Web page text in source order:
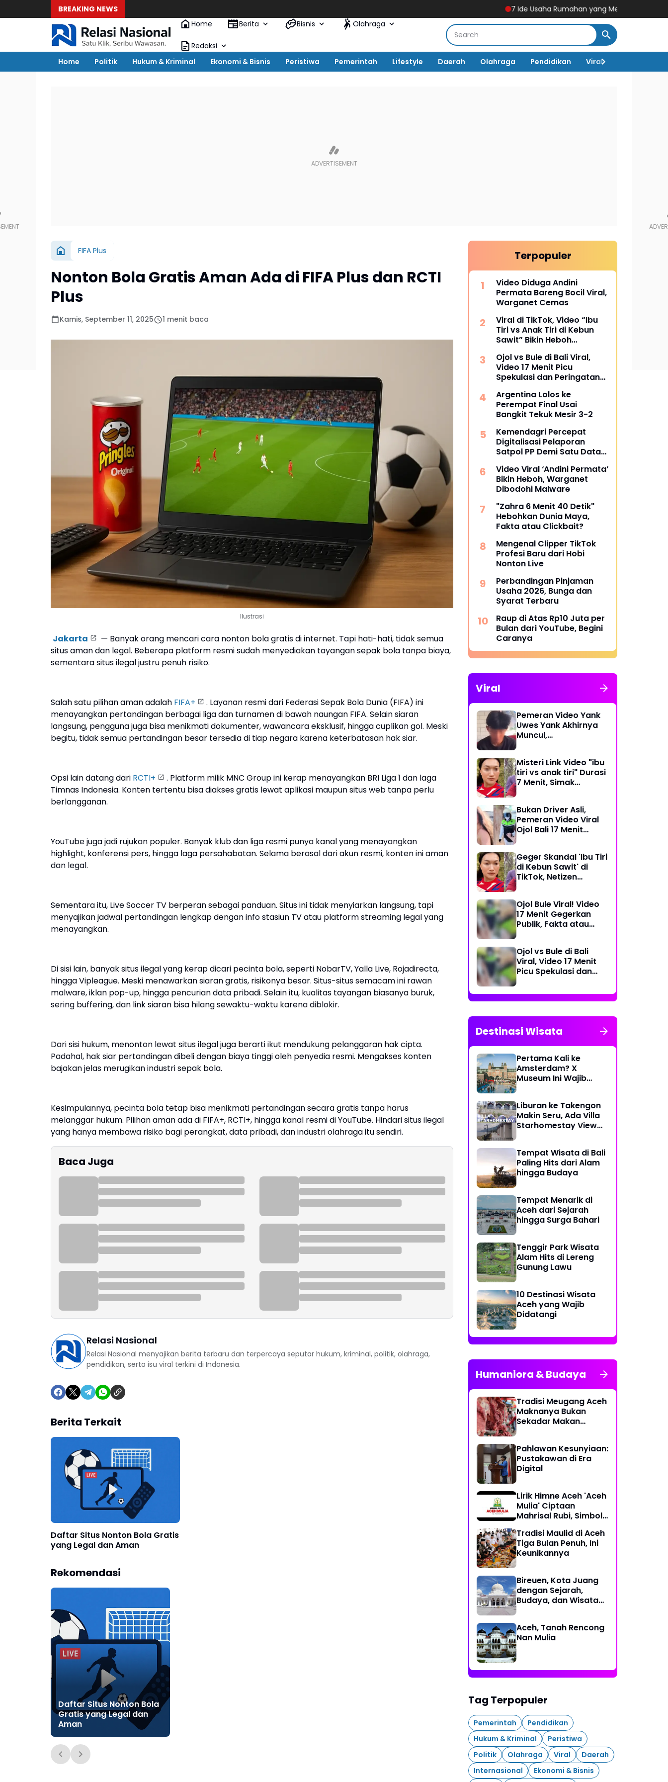
BREAKING NEWS
7 Ide Usaha Rumahan yang Menjanjikan, Modal
Home
Berita Bisnis Olahraga
Redaksi
Home
Politik Hukum & Kriminal Ekonomi & Bisnis Peristiwa Pemerintah Lifestyle Daerah Olahraga Pendidikan Viral
FIFA Plus
Nonton Bola Gratis Aman Ada di FIFA Plus dan RCTI
Plus
Kamis, September 11, 2025 1 menit baca
Ilustrasi
Jakarta
— Banyak orang mencari cara nonton bola gratis di internet. Tapi hati-hati, tidak semua
situs aman dan legal. Beberapa platform resmi sudah menyediakan tayangan sepak bola tanpa biaya,
sementara situs ilegal justru penuh risiko.
Salah satu pilihan aman adalah FIFA+
. Layanan resmi dari Federasi Sepak Bola Dunia (FIFA) ini
menayangkan pertandingan berbagai liga dan turnamen di bawah naungan FIFA. Selain siaran
langsung, pengguna juga bisa menikmati dokumenter, wawancara eksklusif, hingga cuplikan gol. Meski
begitu, tidak semua pertandingan besar tersedia di tiap negara karena keterbatasan hak siar.
Opsi lain datang dari RCTI+
. Platform milik MNC Group ini kerap menayangkan BRI Liga 1 dan laga
Timnas Indonesia. Konten tertentu bisa diakses gratis lewat aplikasi maupun situs web tanpa perlu
berlangganan.
YouTube juga jadi rujukan populer. Banyak klub dan liga resmi punya kanal yang menayangkan
highlight, konferensi pers, hingga laga persahabatan. Selama berasal dari akun resmi, konten ini aman
dan legal.
Sementara itu, Live Soccer TV berperan sebagai panduan. Situs ini tidak menyiarkan langsung, tapi
menyajikan jadwal pertandingan lengkap dengan info stasiun TV atau platform streaming legal yang
menayangkan.
Di sisi lain, banyak situs ilegal yang kerap dicari pecinta bola, seperti NobarTV, Yalla Live, Rojadirecta,
hingga Vipleague. Meski menawarkan siaran gratis, risikonya besar. Situs-situs semacam ini rawan
malware, iklan pop-up, hingga pencurian data pribadi. Selain itu, kualitas tayangan biasanya buruk,
sering buffering, dan link siaran bisa hilang sewaktu-waktu karena diblokir.
Dari sisi hukum, menonton lewat situs ilegal juga berarti ikut mendukung pelanggaran hak cipta.
Padahal, hak siar pertandingan dibeli dengan biaya tinggi oleh penyedia resmi. Mengakses konten
bajakan jelas merugikan industri sepak bola.
Kesimpulannya, pecinta bola tetap bisa menikmati pertandingan secara gratis tanpa harus
melanggar hukum. Pilihan aman ada di FIFA+, RCTI+, hingga kanal resmi di YouTube. Hindari situs ilegal
yang hanya membawa risiko bagi perangkat, data pribadi, dan industri olahraga itu sendiri.
Baca Juga
Relasi Nasional
Relasi Nasional menyajikan berita terbaru dan terpercaya seputar hukum, kriminal, politik, olahraga,
pendidikan, serta isu viral terkini di Indonesia.
Berita Terkait
Daftar Situs Nonton Bola Gratis
yang Legal dan Aman
Rekomendasi
Daftar Situs Nonton Bola
Gratis yang Legal dan
Aman
Terpopuler
Video Diduga Andini
Permata Bareng Bocil Viral,
Warganet Cemas
Viral di TikTok, Video “Ibu
Tiri vs Anak Tiri di Kebun
Sawit” Bikin Heboh
Ojol vs Bule di Bali Viral,
Video 17 Menit Picu
Spekulasi dan Peringatan
Argentina Lolos ke
Perempat Final Usai
Bangkit Tekuk Mesir 3-2
Kemendagri Percepat
Digitalisasi Pelaporan
Satpol PP Demi Satu Data
Video Viral ‘Andini Permata’
Bikin Heboh, Warganet
Dibodohi Malware
"Zahra 6 Menit 40 Detik"
Hebohkan Dunia Maya,
Fakta atau Clickbait?
Mengenal Clipper TikTok
Profesi Baru dari Hobi
Nonton Live
Perbandingan Pinjaman
Usaha 2026, Bunga dan
Syarat Terbaru
Raup di Atas Rp10 Juta per
Bulan dari YouTube, Begini
Caranya
Viral
Pemeran Video Yank
Uwes Yank Akhirnya
Muncul,
Misteri Link Video "ibu
tiri vs anak tiri" Durasi
7 Menit, Simak
Bukan Driver Asli,
Pemeran Video Viral
Ojol Bali 17 Menit
Geger Skandal 'Ibu Tiri
di Kebun Sawit' di
TikTok, Netizen
Ojol Bule Viral! Video
17 Menit Gegerkan
Publik, Fakta atau
Ojol vs Bule di Bali
Viral, Video 17 Menit
Picu Spekulasi dan
Destinasi Wisata
Pertama Kali ke
Amsterdam? X
Museum Ini Wajib
Liburan ke Takengon
Makin Seru, Ada Villa
Starhomestay View
Tempat Wisata di Bali
Paling Hits dari Alam
hingga Budaya
Tempat Menarik di
Aceh dari Sejarah
hingga Surga Bahari
Tenggir Park Wisata
Alam Hits di Lereng
Gunung Lawu
10 Destinasi Wisata
Aceh yang Wajib
Didatangi
Humaniora & Budaya
Tradisi Meugang Aceh
Maknanya Bukan
Sekadar Makan
Pahlawan Kesunyiaan:
Pustakawan di Era
Digital
Lirik Himne Aceh 'Aceh
Mulia' Ciptaan
Mahrisal Rubi, Simbol
dan Perjuangan
Tradisi Maulid di Aceh
Tiga Bulan Penuh, Ini
Keunikannya
Bireuen, Kota Juang
dengan Sejarah,
Budaya, dan Wisata
Aceh, Tanah Rencong
Nan Mulia
Tag Terpopuler
Pemerintah
Pendidikan
Hukum & Kriminal
Peristiwa
Politik
Olahraga Viral
Daerah
Internasional
Ekonomi & Bisnis